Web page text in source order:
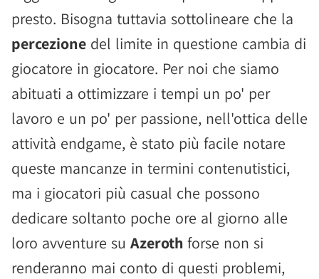
presto. Bisogna tuttavia sottolineare che la
percezione del limite in questione cambia di
giocatore in giocatore. Per noi che siamo
abituati a ottimizzare i tempi un po' per
lavoro e un po' per passione, nell'ottica delle
attività endgame, è stato più facile notare
queste mancanze in termini contenutistici,
ma i giocatori più casual che possono
dedicare soltanto poche ore al giorno alle
loro avventure su Azeroth forse non si
renderanno mai conto di questi problemi,